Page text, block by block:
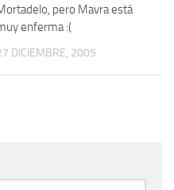
pero Mavra está
enferma :(
DICIEMBRE, 2005